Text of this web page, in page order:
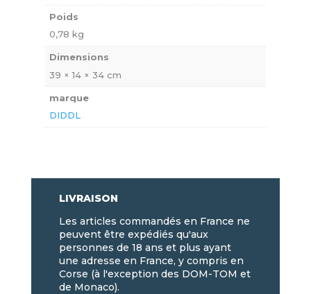
Poids
0,78 kg
Dimensions
39 × 14 × 34 cm
marque
DIDDL
LIVRAISON
Les articles commandés en France ne
peuvent être expédiés qu'aux
personnes de 18 ans et plus ayant
une adresse en France, y compris en
Corse (à l'exception des DOM-TOM et
de Monaco).